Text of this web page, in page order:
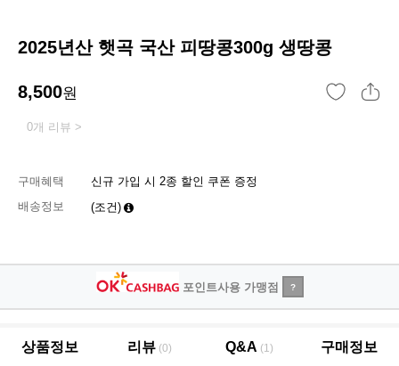
2025년산 햇곡 국산 피땅콩300g 생땅콩
8,500원
0개 리뷰 >
구매혜택
신규 가입 시 2종 할인 쿠폰 증정
배송정보
(조건)
포인트사용 가맹점 ?
상품정보 리뷰 (0) Q&A (1) 구매정보